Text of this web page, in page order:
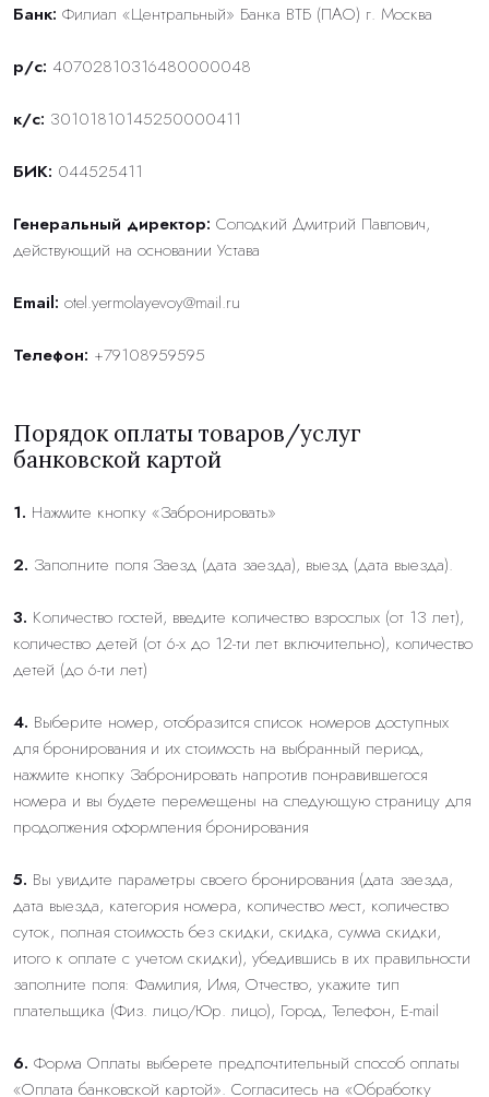
Банк: Филиал «Центральный» Банка ВТБ (ПАО) г. Москва
р/с: 40702810316480000048
к/с: 30101810145250000411
БИК: 044525411
Генеральный директор: Солодкий Дмитрий Павлович,
действующий на основании Устава
Email: otel.yermolayevoy@mail.ru
Телефон: +79108959595
Порядок оплаты товаров/услуг
банковской картой
1. Нажмите кнопку «Забронировать»
2. Заполните поля Заезд (дата заезда), выезд (дата выезда).
3. Количество гостей, введите количество взрослых (от 13 лет),
количество детей (от 6-х до 12-ти лет включительно), количество
детей (до 6-ти лет)
4. Выберите номер, отобразится список номеров доступных
для бронирования и их стоимость на выбранный период,
нажмите кнопку Забронировать напротив понравившегося
номера и вы будете перемещены на следующую страницу для
продолжения оформления бронирования
5. Вы увидите параметры своего бронирования (дата заезда,
дата выезда, категория номера, количество мест, количество
суток, полная стоимость без скидки, скидка, сумма скидки,
итого к оплате с учетом скидки), убедившись в их правильности
заполните поля: Фамилия, Имя, Отчество, укажите тип
плательщика (Физ. лицо/Юр. лицо), Город, Телефон, E-mail
6. Форма Оплаты выберете предпочтительный способ оплаты
«Оплата банковской картой». Согласитесь на «Обработку